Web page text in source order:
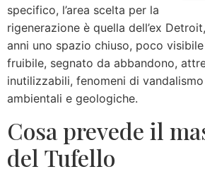
specifico, l’area scelta per la
rigenerazione è quella dell’ex Detroit,
anni uno spazio chiuso, poco
fruibile, segnato da abbandono,
inutilizzabili, fenomeni di
ambientali e geologiche.
Cosa prevede il
del Tufello